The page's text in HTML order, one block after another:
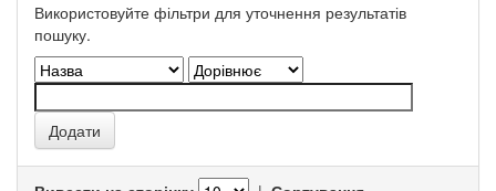
Використовуйте фільтри для уточнення результатів
пошуку.